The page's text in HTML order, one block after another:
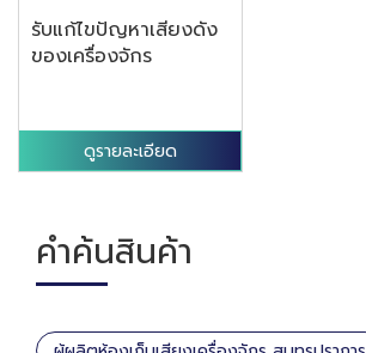
รับแก้ไขปัญหาเสียงดัง
ของเครื่องจักร
ดูรายละเอียด
คำค้นสินค้า